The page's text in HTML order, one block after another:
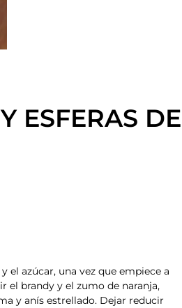
ESFERAS DE
el azúcar, una vez que empiece a
el brandy y el zumo de naranja,
y anís estrellado. Dejar reducir